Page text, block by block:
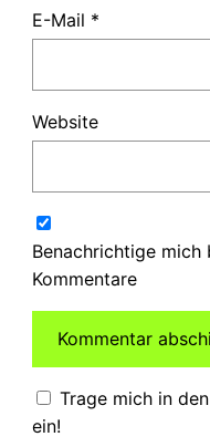
E-Mail *
Website
Benachrichtige
Kommentare
Trage mich in
ein!